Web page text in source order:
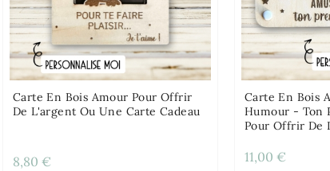
Carte En Bois Amour Pour Offrir
De L'argent Ou Une Carte Cadeau
8,80 €
Carte En Bois
Humour - Ton
Pour Offrir De
11,00 €